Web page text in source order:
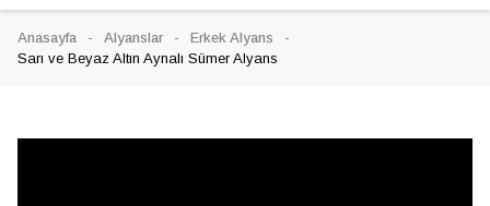
Anasayfa Alyanslar
Erkek Alyans
Sarı ve Beyaz Altın Aynalı Sümer Alyans